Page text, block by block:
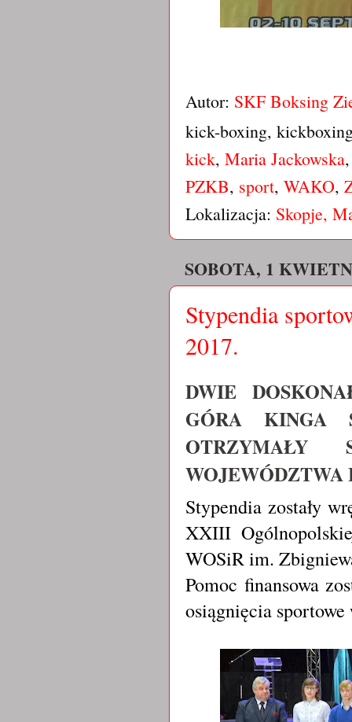
Autor: SKF Boksing
kick-boxing,
kick, Maria Jackowska
PZKB, sport, WAKO,
Lokalizacja: Skopje,
SOBOTA, 1
Stypendia
2017.
DWIE
GÓRA KINGA
OTRZYMAŁY
WOJEWÓDZTWA
Stypendia zostały
XXIII
WOSiR im.
Pomoc finansowa
osiągnięcia